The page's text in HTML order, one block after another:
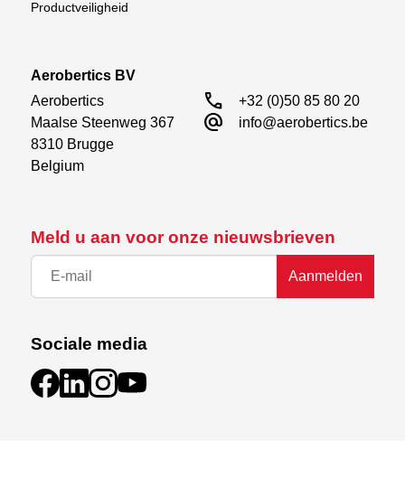
Meld u aan voor onze nieuwsbrieven
Aanmelden
Sociale media
Productveiligheid
Aerobertics BV
Aerobertics
Maalse Steenweg 367
8310 Brugge
Belgium
call +32 (0)50 85 80 20
alternate_email info@aerobertics.be